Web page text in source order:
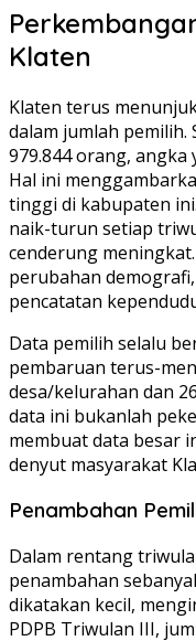
Klaten
Klaten terus
dalam jumlah pemilih.
979.844 orang,
Hal ini
tinggi di kabupaten
naik-turun setiap
cenderung
perubahan
pencatatan
Data pemilih selalu
pembaruan terus-
desa/kelurahan dan
data ini bukanlah
membuat data besar
denyut masyarakat
Penambahan
Dalam rentang
penambahan
dikatakan kecil,
PDPB Triwulan III,